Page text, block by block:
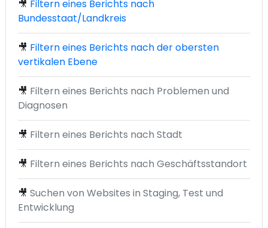
🎥 Filtern eines Berichts nach
Bundesstaat/Landkreis
🎥 Filtern eines Berichts nach der obersten
vertikalen Ebene
🎥 Filtern eines Berichts nach Problemen und
Diagnosen
🎥 Filtern eines Berichts nach Stadt
🎥 Filtern eines Berichts nach Geschäftsstandort
🎥 Suchen von Websites in Staging, Test und
Entwicklung